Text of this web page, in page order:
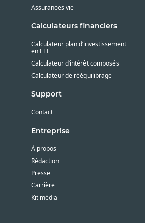
Assurances vie
Calculateurs financiers
Calculateur plan d’investissement
en ETF
Calculateur d’intérêt composés
Calculateur de rééquilibrage
Support
Contact
Entreprise
À propos
Rédaction
Presse
Carrière
Kit média